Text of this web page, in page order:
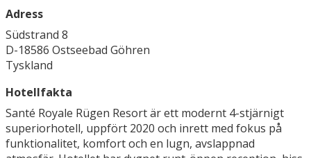
Adress
Südstrand 8
D-18586 Ostseebad Göhren
Tyskland
Hotellfakta
Santé Royale Rügen Resort är ett modernt 4-stjärnigt
superiorhotell, uppfört 2020 och inrett med fokus på
funktionalitet, komfort och en lugn, avslappnad